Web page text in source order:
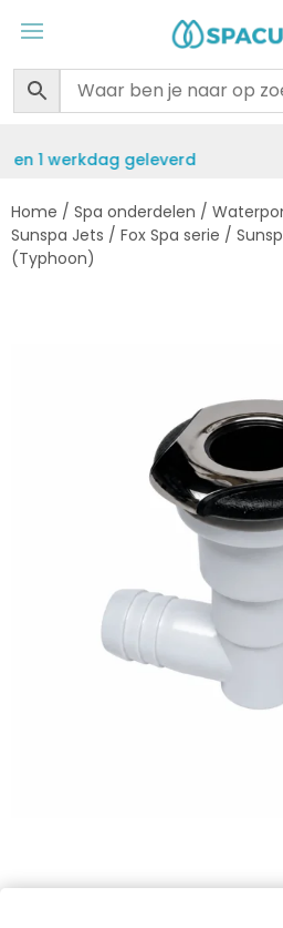
Gratis
Home / Spa onderdelen /
Sunspa Jets / Fox Spa serie /
(Typhoon)